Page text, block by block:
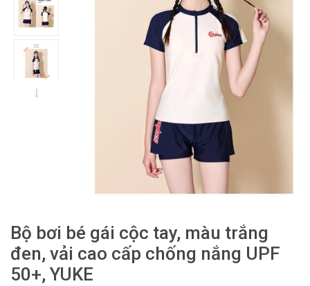
Bộ bơi bé gái cộc tay, màu trắng
đen, vải cao cấp chống nắng UPF
50+, YUKE